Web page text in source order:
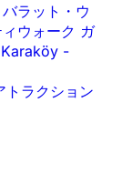
ラット・ウ
ウォーク ガ
-
トラクション